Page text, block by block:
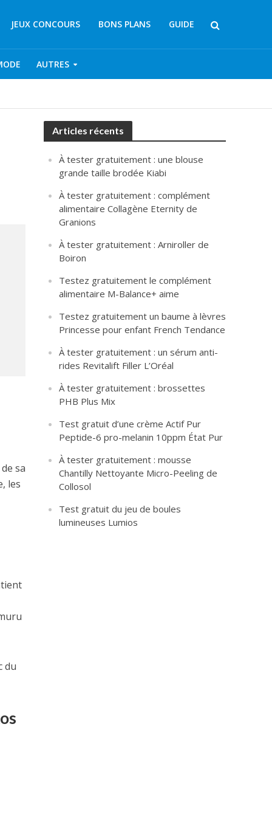
JEUX CONCOURS BONS PLANS GUIDE
AUTRES
sa
les
du
Articles récents
À tester gratuitement : une blouse
grande taille brodée Kiabi
À tester gratuitement : complément
alimentaire Collagène Eternity de
Granions
À tester gratuitement : Arniroller de
Boiron
Testez gratuitement le complément
alimentaire M-Balance+ aime
Testez gratuitement un baume à lèvres
Princesse pour enfant French Tendance
À tester gratuitement : un sérum anti-
rides Revitalift Filler L’Oréal
À tester gratuitement : brossettes
PHB Plus Mix
Test gratuit d’une crème Actif Pur
Peptide-6 pro-melanin 10ppm État Pur
À tester gratuitement : mousse
Chantilly Nettoyante Micro-Peeling de
Collosol
Test gratuit du jeu de boules
lumineuses Lumios